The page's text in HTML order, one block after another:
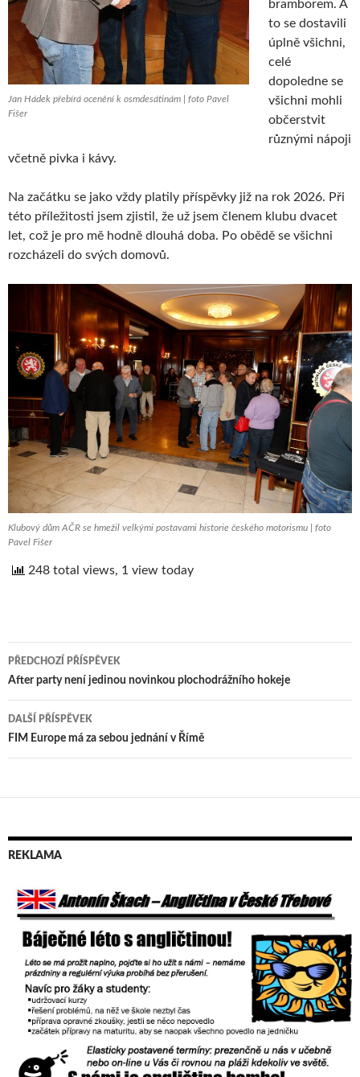
Jan Hádek přebírá ocenění k osmdesátinám | foto Pavel
Fišer
bramborem. A
to se dostavili
úplně všichni,
celé
dopoledne se
všichni mohli
občerstvit
různými nápoji
včetně pivka i kávy.
Na začátku se jako vždy platily příspěvky již na rok 2026. Při
této příležitosti jsem zjistil, že už jsem členem klubu dvacet
let, což je pro mě hodně dlouhá doba. Po obědě se všichni
rozcházeli do svých domovů.
Klubový dům AČR se hmežil velkými postavami historie českého motorismu | foto
Pavel Fišer
248 total views, 1 view today
Navigace
pro
příspěvek
PŘEDCHOZÍ PŘÍSPĚVEK
After party není jedinou novinkou plochodrážního hokeje
DALŠÍ PŘÍSPĚVEK
FIM Europe má za sebou jednání v Římě
REKLAMA